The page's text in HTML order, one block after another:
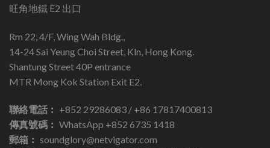
旺角地鐵 E2 出口
Rm 22, 4/F, Wing Wah Bldg.,
14-24 Sai Yeung Choi Street, Kln, Hong Kong.
Shantung Street 40P entrance
MTR Mong Kok Station Exit E2.
聯絡電話︰ +852 29286083 / +86 17817400813
傳真號碼︰ WhatsApp +852 6735 1418
郵箱︰ soundglory@netvigator.com